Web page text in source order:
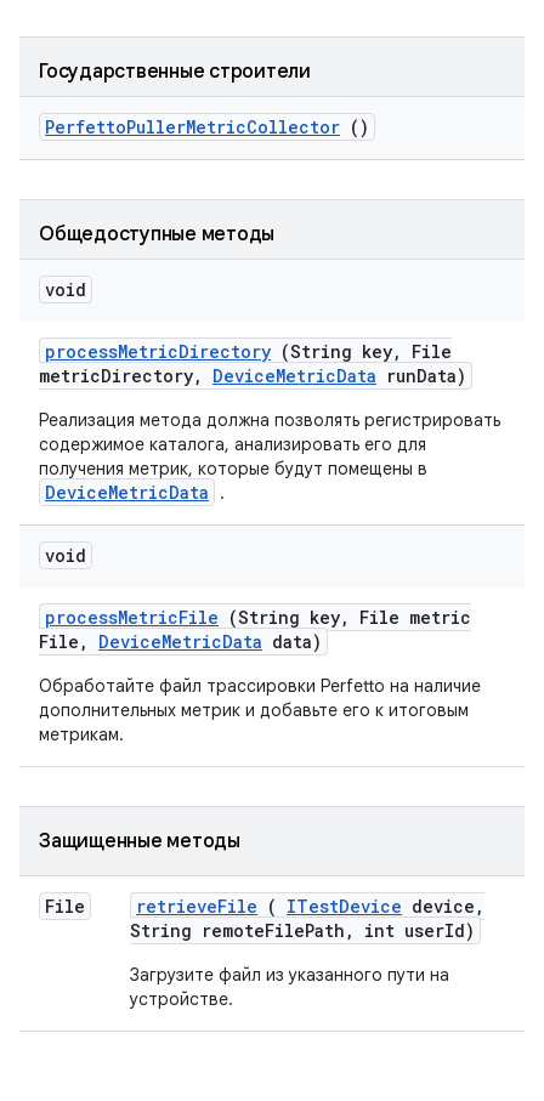
Государственные строители
PerfettoPullerMetricCollector ()
Общедоступные методы
void
processMetricDirectory (String key,
File
metricDirectory, DeviceMetricData runData)
Реализация метода должна позволять регистрировать
содержимое каталога, анализировать его для
получения метрик, которые будут помещены в
DeviceMetricData .
void
processMetricFile (String key,
File metric
File , DeviceMetricData data)
Обработайте файл трассировки Perfetto на наличие
дополнительных метрик и добавьте его к итоговым
метрикам.
Защищенные методы
File retrieveFile ( ITestDevice device ,
String remoteFilePath , int userId)
Загрузите файл из указанного пути на
устройстве.